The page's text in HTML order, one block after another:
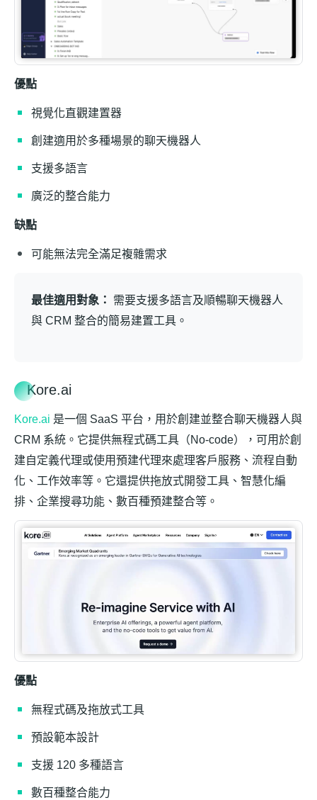
優點
視覺化直觀建置器
創建適用於多種場景的聊天機器人
支援多語言
廣泛的整合能力
缺點
可能無法完全滿足複雜需求
最佳適用對象：
需要支援多語言及順暢聊天機器人
與 CRM 整合的簡易建置工具。
Kore.ai
Kore.ai 是一個 SaaS 平台，用於創建並整合聊天機器人與
CRM 系統。它提供無程式碼工具（No-code），可用於創
建自定義代理或使用預建代理來處理客戶服務、流程自動
化、工作效率等。它還提供拖放式開發工具、智慧化編
排、企業搜尋功能、數百種預建整合等。
優點
無程式碼及拖放式工具
預設範本設計
支援 120 多種語言
數百種整合能力